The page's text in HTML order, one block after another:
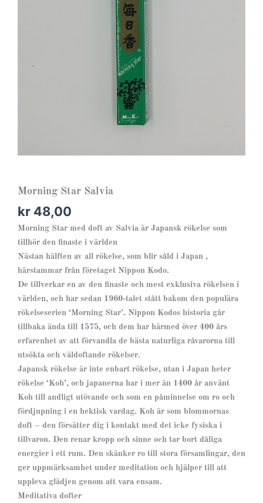
Morning Star Salvia
kr 48,00
Morning Star med doft av Salvia är Japansk rökelse som
tillhör den finaste i världen
Nästan hälften av all rökelse, som blir såld i Japan ,
härstammar från företaget Nippon Kodo.
De tillverkar en av den finaste och mest exklusiva rökelsen i
världen, och har sedan 1960-talet stått bakom den populära
rökelseserien ‘Morning Star’. Nippon Kodos historia går
tillbaka ända till 1575, och dem har härmed över 400 års
erfarenhet av att förvandla de bästa naturliga råvarorna till
utsökta och väldoftande rökelser.
Japansk rökelse är inte enbart rökelse, utan i Japan heter
rökelse ‘Koh’, och japanerna har i mer än 1400 år använt
Koh till andligt utövande och som en påminnelse om ro och
fördjupning i en hektisk vardag. Koh är som blommornas
doft – den försätter dig i kontakt med det icke fysiska i
tillvaron. Den renar kropp och sinne och tar bort dåliga
energier i ett rum. Den skänker ro till stora församlingar, den
ger uppmärksamhet under meditation och hjälper till att
uppleva glädjen genom att vara ensam.
Meditativa dofter